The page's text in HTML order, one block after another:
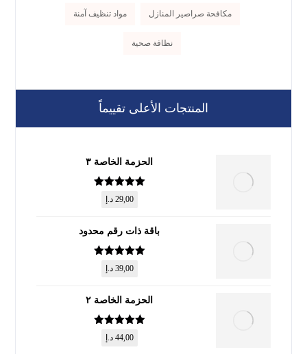
مكافحة صراصير المنازل مواد تنظيف آمنة
نظافة صحية
المنتجات الأعلى تقييماً
الحزمة الخاصة ٣
تم التقييم
من 5
29,00 د.إ
باقة ذات رقم محدود
تم التقييم
من 5
39,00 د.إ
الحزمة الخاصة ٢
تم التقييم
من 5
44,00 د.إ